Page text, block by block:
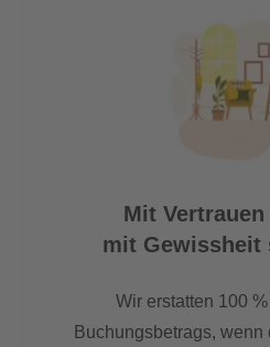
Mit Vertrauen
mit Gewissheit
Wir erstatten 100
Buchungsbetrags,